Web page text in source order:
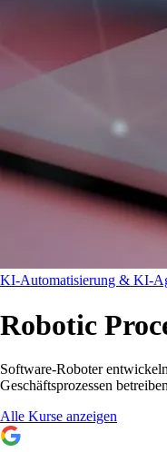
KI-Automatisierung & KI-
Robotic
Software-Roboter
Geschäftsprozessen betreiben
Alle Kurse anzeigen